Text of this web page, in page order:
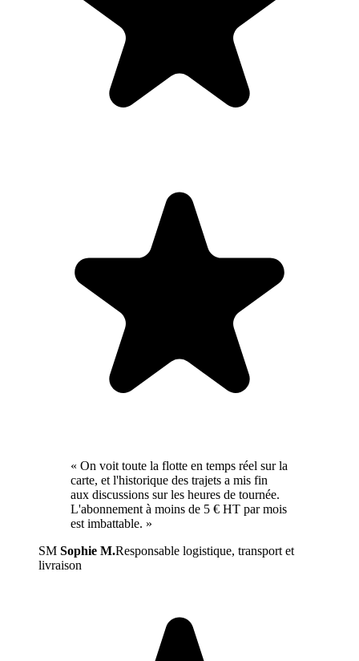
« On voit toute la flotte en temps réel sur la
carte, et l'historique des trajets a mis fin
aux discussions sur les heures de tournée.
L'abonnement à moins de 5 € HT par mois
est imbattable. »
SM Sophie M.Responsable logistique, transport et
livraison